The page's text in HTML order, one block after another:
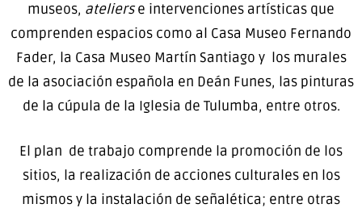
museos, atelierse intervenciones artísticas que
comprenden espacios como al Casa Museo Fernando
Fader, la Casa Museo Martín Santiago y los murales
de la asociación española en Deán Funes, las pinturas
de la cúpula de la Iglesia de Tulumba, entre otros.
El plan de trabajo comprende la promoción de los
sitios, la realización de acciones culturales en los
mismos y la instalación de señalética; entre otras